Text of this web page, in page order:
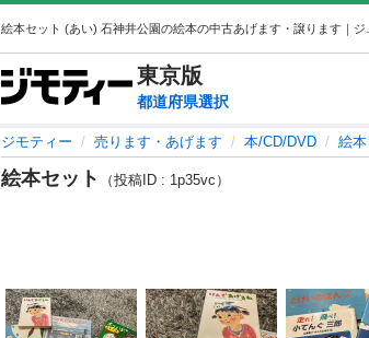
東京版
都道府県選択
ジモティー 売ります・あげます 本/CD/DVD 絵本
絵本セット （投稿ID : 1p35vc）